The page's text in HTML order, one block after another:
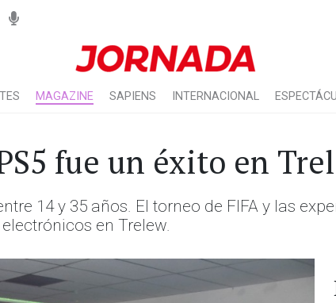
MAGAZINE SAPIENS INTERNACIONAL
fue un éxito en
14 y 35 años. El torneo de FIFA y las
en Trelew.